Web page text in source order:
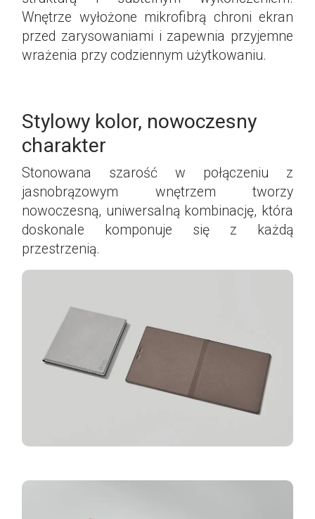
Wnętrze wyłożone mikrofibrą chroni ekran
przed zarysowaniami i zapewnia przyjemne
wrażenia przy codziennym użytkowaniu.
Stylowy kolor, nowoczesny
charakter
Stonowana szarość w połączeniu z
jasnobrązowym wnętrzem tworzy
nowoczesną, uniwersalną kombinację, która
doskonale komponuje się z każdą
przestrzenią.